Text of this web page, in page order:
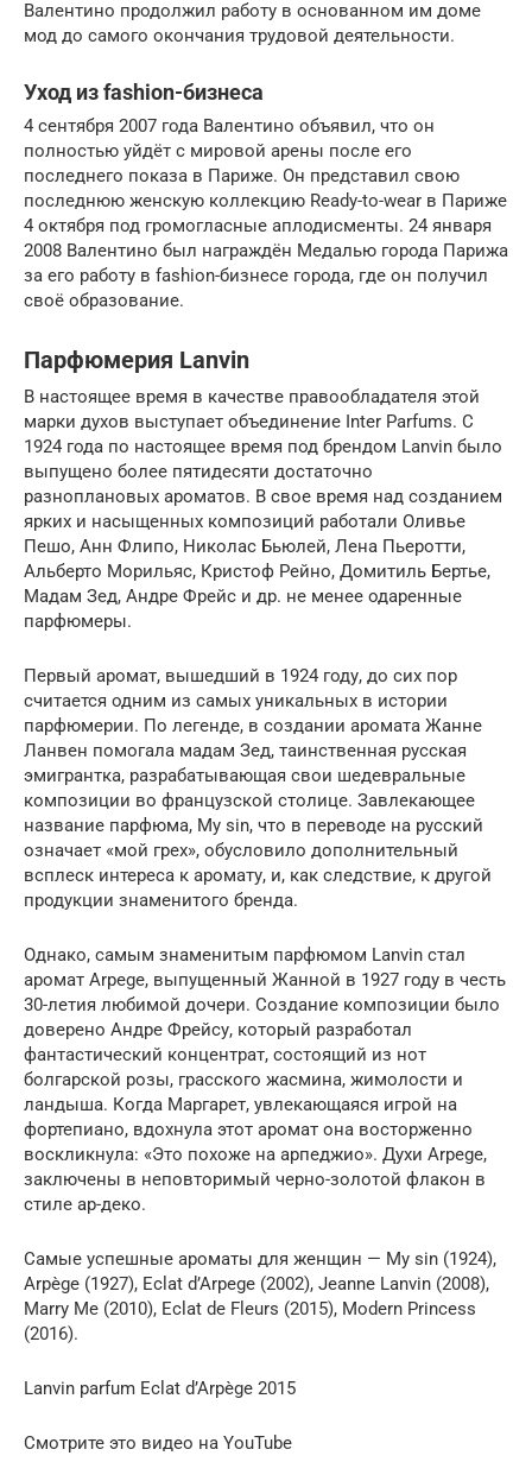
Валентино продолжил работу в основанном им доме
мод до самого окончания трудовой деятельности.
Уход из fashion-бизнеса
4 сентября 2007 года Валентино объявил, что он
полностью уйдёт с мировой арены после его
последнего показа в Париже. Он представил свою
последнюю женскую коллекцию Ready-to-wear в Париже
4 октября под громогласные аплодисменты. 24 января
2008 Валентино был награждён Медалью города Парижа
за его работу в fashion-бизнесе города, где он получил
своё образование.
Парфюмерия Lanvin
В настоящее время в качестве правообладателя этой
марки духов выступает объединение Inter Parfums. С
1924 года по настоящее время под брендом Lanvin было
выпущено более пятидесяти достаточно
разноплановых ароматов. В свое время над созданием
ярких и насыщенных композиций работали Оливье
Пешо, Анн Флипо, Николас Бьюлей, Лена Пьеротти,
Альберто Морильяс, Кристоф Рейно, Домитиль Бертье,
Мадам Зед, Андре Фрейс и др. не менее одаренные
парфюмеры.
Первый аромат, вышедший в 1924 году, до сих пор
считается одним из самых уникальных в истории
парфюмерии. По легенде, в создании аромата Жанне
Ланвен помогала мадам Зед, таинственная русская
эмигрантка, разрабатывающая свои шедевральные
композиции во французской столице. Завлекающее
название парфюма, My sin, что в переводе на русский
означает «мой грех», обусловило дополнительный
всплеск интереса к аромату, и, как следствие, к другой
продукции знаменитого бренда.
Однако, самым знаменитым парфюмом Lanvin стал
аромат Arpege, выпущенный Жанной в 1927 году в честь
30-летия любимой дочери. Создание композиции было
доверено Андре Фрейсу, который разработал
фантастический концентрат, состоящий из нот
болгарской розы, грасского жасмина, жимолости и
ландыша. Когда Маргарет, увлекающаяся игрой на
фортепиано, вдохнула этот аромат она восторженно
воскликнула: «Это похоже на арпеджио». Духи Arpege,
заключены в неповторимый черно-золотой флакон в
стиле ар-деко.
Самые успешные ароматы для женщин — My sin (1924),
Arpège (1927), Eclat d’Arpege (2002), Jeanne Lanvin (2008),
Marry Me (2010), Eclat de Fleurs (2015), Modern Princess
(2016).
Lanvin parfum Eclat d’Arpège 2015
Смотрите это видео на YouTube